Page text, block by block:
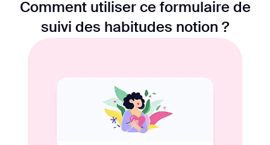
Comment utiliser ce formulaire de
suivi des habitudes notion ?